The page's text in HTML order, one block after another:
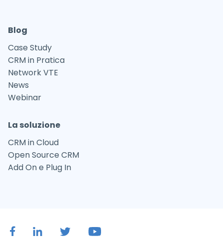
Blog
Case Study
CRM in Pratica
Network VTE
News
Webinar
La soluzione
CRM in Cloud
Open Source CRM
Add On e Plug In